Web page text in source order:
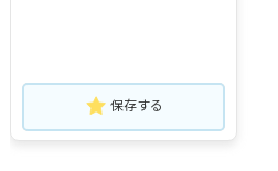
保存する